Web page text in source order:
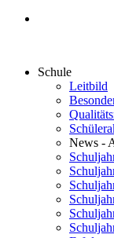
Schule
Leitbild
News -